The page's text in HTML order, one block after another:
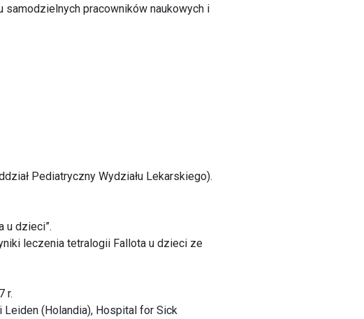
samodzielnych pracowników naukowych i
Pediatryczny Wydziału Lekarskiego).
u dzieci”.
leczenia tetralogii Fallota u dzieci ze
r.
(Holandia), Hospital for Sick